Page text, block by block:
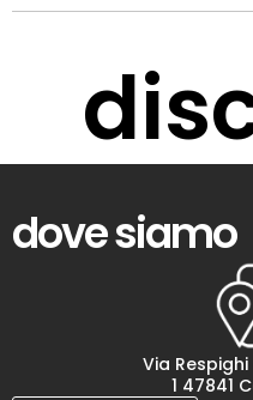
dove siamo
Via
1 47841